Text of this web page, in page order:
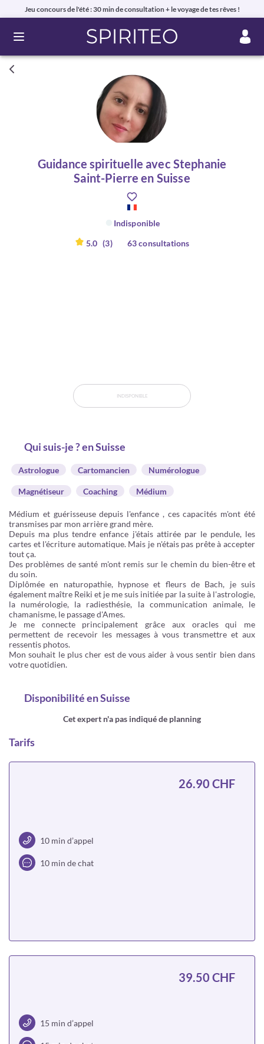
Jeu concours de l'été : 30 min de consultation + le voyage de tes rêves !
Ouvrir le menu
Guidance spirituelle avec Stephanie
Saint-Pierre en Suisse
Indisponible
5.0 (3) 63 consultations
INDISPONIBLE
Qui suis-je ? en Suisse
Astrologue Cartomancien Numérologue
Magnétiseur Coaching Médium
Médium et guérisseuse depuis l'enfance , ces capacités m'ont été
transmises par mon arrière grand mère.
Depuis ma plus tendre enfance j'étais attirée par le pendule, les
cartes et l'écriture automatique. Mais je n'étais pas prête à accepter
tout ça.
Des problèmes de santé m'ont remis sur le chemin du bien-être et
du soin.
Diplômée en naturopathie, hypnose et fleurs de Bach, je suis
également maître Reiki et je me suis initiée par la suite à l'astrologie,
la numérologie, la radiesthésie, la communication animale, le
chamanisme, le passage d'Ames.
Je me connecte principalement grâce aux oracles qui me
permettent de recevoir les messages à vous transmettre et aux
ressentis photos.
Mon souhait le plus cher est de vous aider à vous sentir bien dans
votre quotidien.
Disponibilitéen Suisse
Cet expert n'a pas indiqué de planning
Tarifs
10 min d’appel
10 min de chat
26.90 CHF
15 min d’appel
39.50 CHF